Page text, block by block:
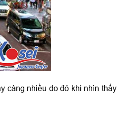
càng nhiều do đó khi nhìn thấy